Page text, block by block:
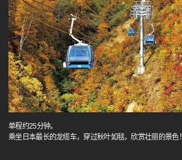
单程约25分钟。
乘坐日本最长的龙缆车，穿过秋叶如毯，欣赏壮丽的景色！